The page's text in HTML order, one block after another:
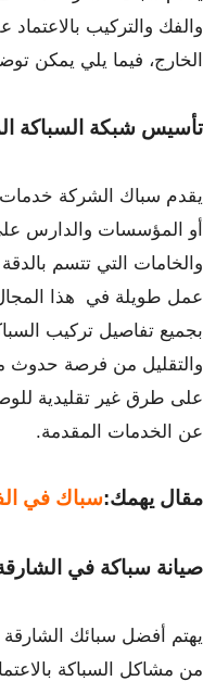
والفك والتركيب
الخارج، فيما يلي يمكن
تأسيس شبكة السباكة
يقدم سباك الشركة خدمات
أو المؤسسات والدارس
والخامات التي تتسم
بجميع تفاصيل تركيب
والتقليل من فرصة حدوث
على طرق غير تقليدية
عن الخدمات المقدمة.
مقال يهمك:سباك في
صيانة سباكة في
يهتم أفضل سبائك
من مشاكل السباكة